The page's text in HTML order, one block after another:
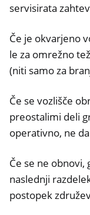
servisirata
Če je okvarjeno
le za omrežno
(niti samo za
Če se vozlišče
preostalimi deli
operativno, ne
Če se ne obnovi,
naslednji
postopek